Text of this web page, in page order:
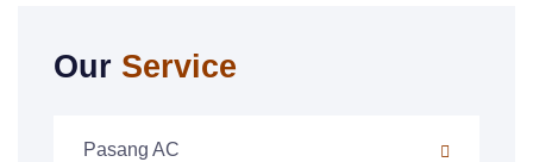
Our Service
Pasang AC